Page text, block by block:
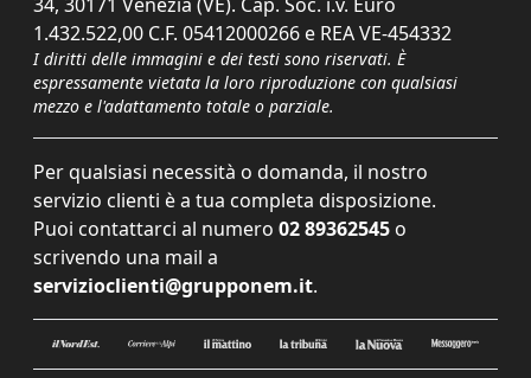
1.432.522,00 C.F. 05412000266 e REA VE-454332
I diritti delle immagini e dei testi sono riservati. È
espressamente vietata la loro riproduzione con qualsiasi
mezzo e l'adattamento totale o parziale.
Per qualsiasi necessità o domanda, il nostro
servizio clienti è a tua completa disposizione.
Puoi contattarci al numero 02 89362545 o
scrivendo una mail a
servizioclienti@grupponem.it.